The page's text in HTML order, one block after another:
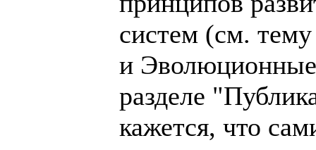
систем (см.
и
разделе
кажется, что